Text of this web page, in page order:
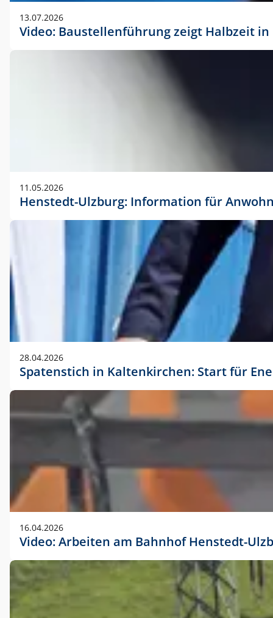
13.07.2026
Video: Baustellenführung zeigt Halbzeit
11.05.2026
Henstedt-Ulzburg: Information für
28.04.2026
Spatenstich in Kaltenkirchen: Start für
16.04.2026
Video: Arbeiten am Bahnhof Henstedt-